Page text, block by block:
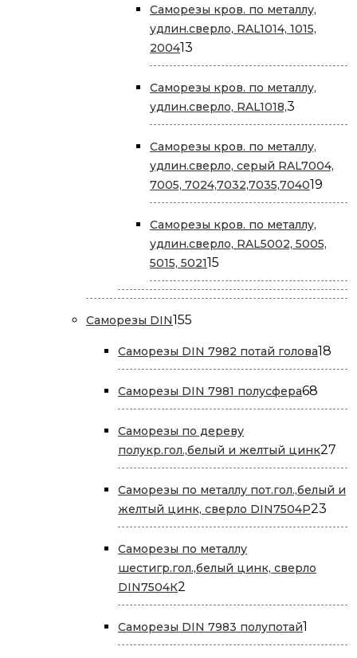
Саморезы кров. по металлу,
удлин.сверло, RAL1014, 1015,
200413
товаров
Саморезы кров. по металлу,
удлин.сверло, RAL1018,3
товара
Саморезы кров. по металлу,
удлин.сверло, серый RAL7004,
7005, 7024,7032,7035,704019
Саморезы кров. по металлу,
удлин.сверло, RAL5002, 5005,
5015, 502115
товаров
Саморезы DIN155
Саморезы DIN 7982 потай голова18
Саморезы DIN 7981 полусфера68
Саморезы по дереву
полукр.гол.,белый и желтый цинк27
Саморезы по металлу пот.гол.,белый и
желтый цинк, сверло DIN7504P23
Саморезы по металлу
шестигр.гол.,белый цинк, сверло
DIN7504К2
товара
Саморезы DIN 7983 полупотай1
товар